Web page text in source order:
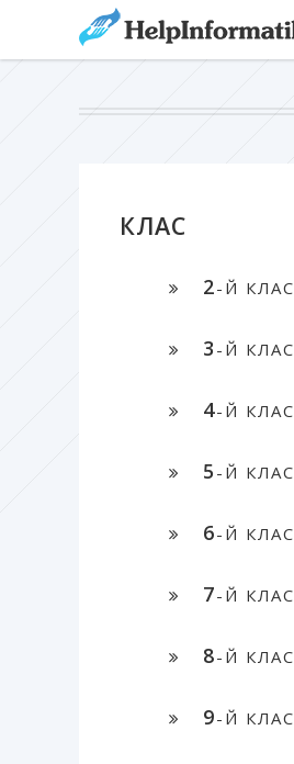
КЛАС
2-Й КЛАС
3 -Й КЛАС
4-Й КЛАС
5 -Й КЛАС
6-Й КЛАС
7-Й КЛАС
8-Й КЛАС
9-Й КЛАС